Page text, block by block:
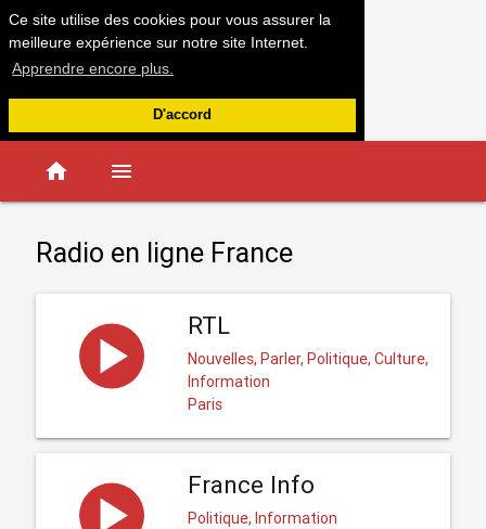
Ce site utilise des cookies pour vous assurer la
meilleure expérience sur notre site Internet.
Apprendre encore plus.
D'accord
home menu
Radio en ligne France
RTL
Nouvelles, Parler, Politique, Culture,
Information
Paris
France Info
Politique, Information